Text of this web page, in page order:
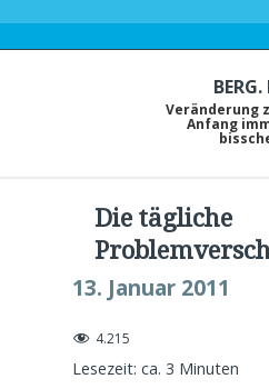
Veränderung
Anfang
Die tägliche
13. Januar 2011
4.215
Lesezeit: ca. 3 Minuten